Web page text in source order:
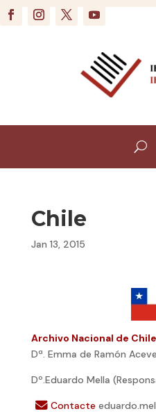
Chile
Jan 13, 2015
Archivo Nacional de Chile
Dª. Emma de Ramón
Dº.Eduardo Mella
Contacte